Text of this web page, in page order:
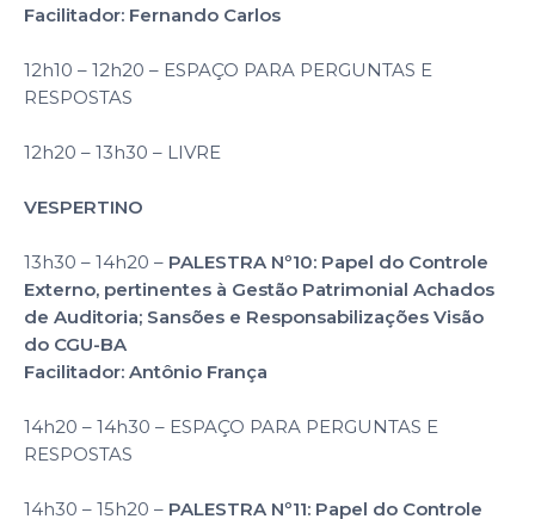
Facilitador: Fernando Carlos
12h10 – 12h20 – ESPAÇO PARA PERGUNTAS E
RESPOSTAS
12h20 – 13h30 – LIVRE
VESPERTINO
13h30 – 14h20 – PALESTRA Nº10: Papel do Controle
Externo, pertinentes à Gestão Patrimonial Achados
de Auditoria; Sansões e Responsabilizações Visão
do CGU-BA
Facilitador: Antônio França
14h20 – 14h30 – ESPAÇO PARA PERGUNTAS E
RESPOSTAS
14h30 – 15h20 – PALESTRA Nº11: Papel do Controle